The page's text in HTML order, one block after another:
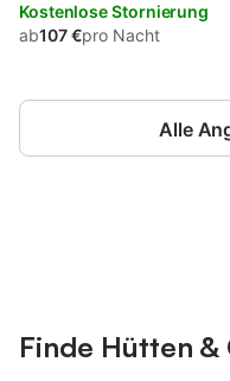
Kostenlose Stornierung
ab107 €pro Nacht
Alle
Finde Hütten